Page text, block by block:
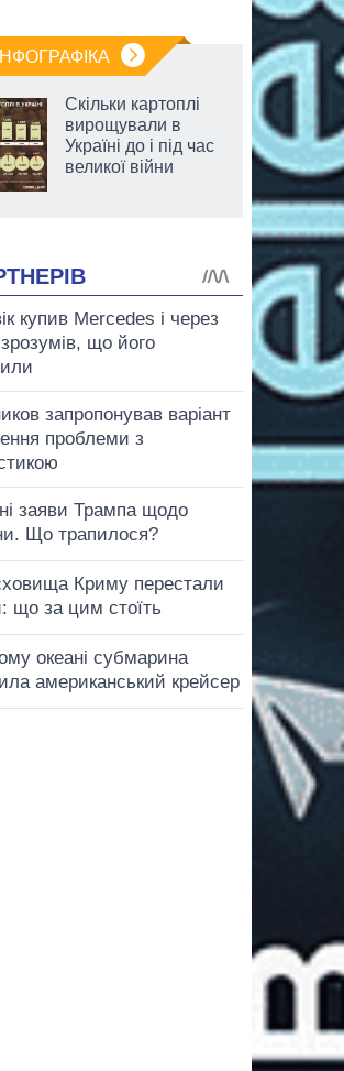
ІНФОГРАФІКА
Скільки картоплі
вирощували в
Україні до і під час
великої війни